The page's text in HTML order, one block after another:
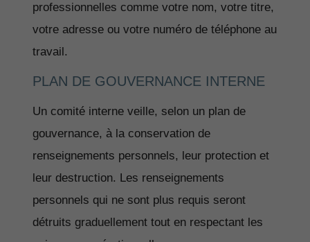
professionnelles comme votre nom, votre titre,
votre adresse ou votre numéro de téléphone au
travail.
PLAN DE GOUVERNANCE INTERNE
Un comité interne veille, selon un plan de
gouvernance, à la conservation de
renseignements personnels, leur protection et
leur destruction. Les renseignements
personnels qui ne sont plus requis seront
détruits graduellement tout en respectant les